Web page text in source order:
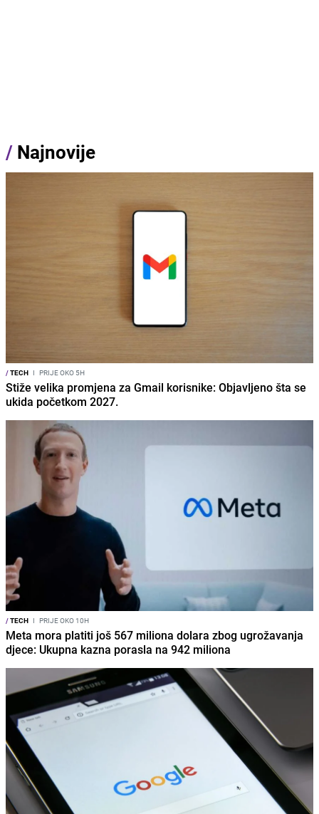
/ Najnovije
/TECH I PRIJE OKO 5H
Stiže velika promjena za Gmail korisnike: Objavljeno šta se
ukida početkom 2027.
/TECH I PRIJE OKO 10H
Meta mora platiti još 567 miliona dolara zbog ugrožavanja
djece: Ukupna kazna porasla na 942 miliona